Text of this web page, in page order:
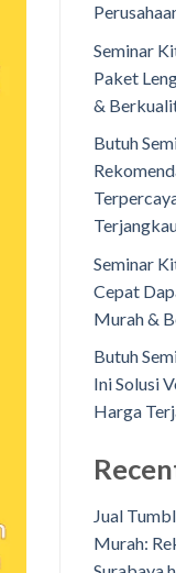
Seminar
Paket
&
Butuh
Seminar
Cepat
Murah &
Butuh
Ini Solusi
Harga
Jual
Murah: